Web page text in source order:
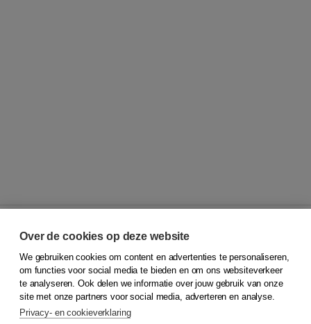
© 2026Koninklijke Boom uitgevers
Klantenservice
Service & informatie
Contact
Over de cookies op deze website
We gebruiken cookies om content en advertenties te personaliseren,
om functies voor social media te bieden en om ons websiteverkeer
te analyseren. Ook delen we informatie over jouw gebruik van onze
site met onze partners voor social media, adverteren en analyse.
Privacy- en cookieverklaring